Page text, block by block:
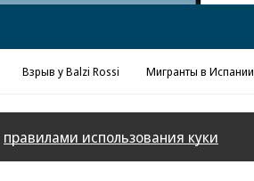
Взрыв у Balzi Rossi Мигранты в Испании
правилами использования куки